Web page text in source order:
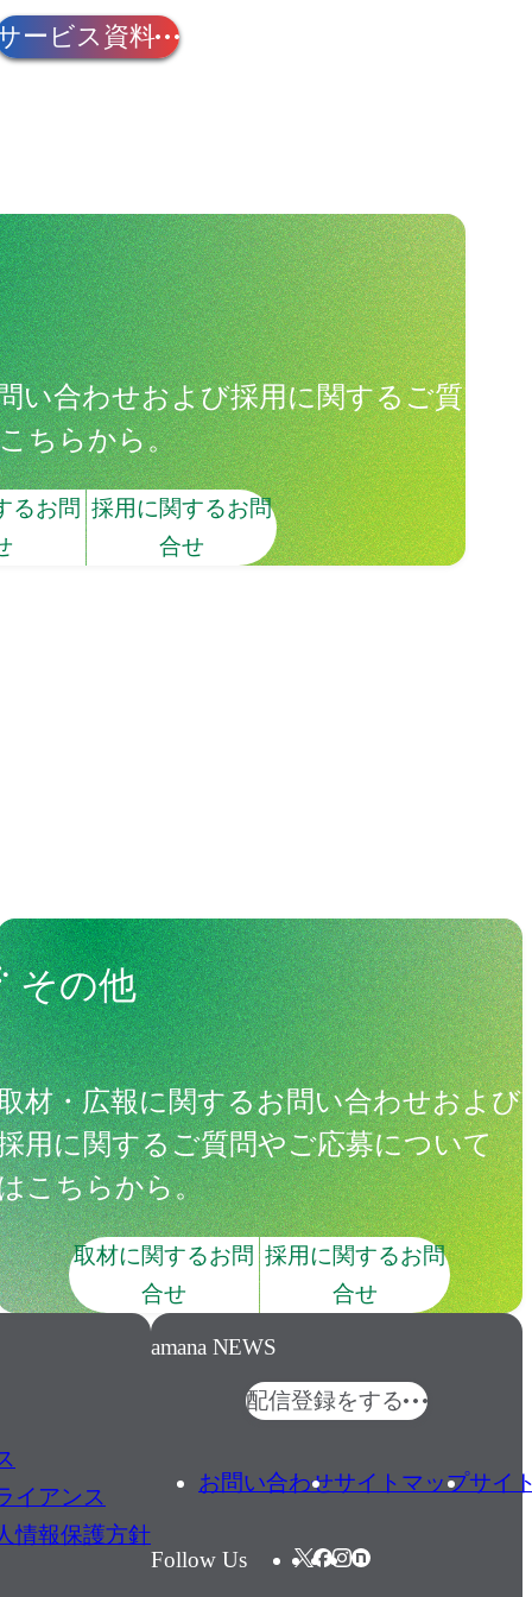
ービス資料
い合わせおよび採用に関するご質
ちらから。
るお問 採用に関するお問
合せ
その他
材・広報に関するお問い合わせおよび
用に関するご質問やご応募について
こちらから。
取材に関するお問
合せ
採用に関するお問
合せ
イアンス
情報保護方針
amana NEWS
配信登録をする
お問い合わせサイトマップサイ
Follow Us